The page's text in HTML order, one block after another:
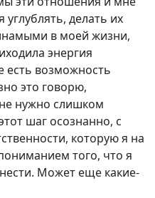
делать их
в моей жизни,
энергия
возможность
это говорю,
не нужно слишком
шаг осознанно, с
которую я на
того, что я
нести. Может еще какие-